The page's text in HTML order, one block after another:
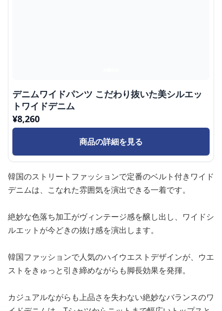
デニムワイドパンツ こだわり抜いた美シルエッ
トワイドデニム
¥8,260
商品の詳細を見る
韓国のストリートファッションで定番のベルト付きワイド
デニムは、こなれた雰囲気を演出できる一着です。
絶妙な色落ち加工がヴィンテージ感を醸し出し、ワイドシ
ルエットが今どきの抜け感を演出します。
韓国ファッションで人気のハイウエストデザインが、ウエ
ストをきゅっと引き締めながらも脚長効果を発揮。
カジュアルながらも上品さを失わない絶妙なバランスのワ